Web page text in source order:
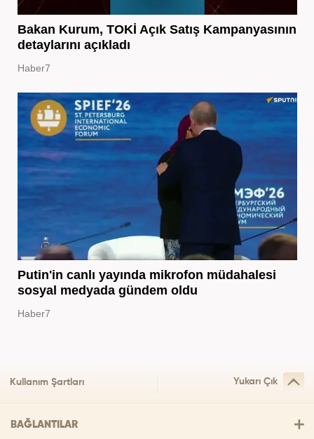
Bakan Kurum, TOKİ Açık Satış Kampanyasının
detaylarını açıkladı
Haber7
Putin'in canlı yayında mikrofon müdahalesi
sosyal medyada gündem oldu
Haber7
Kullanım Şartları Yukarı Çık
BAĞLANTILAR